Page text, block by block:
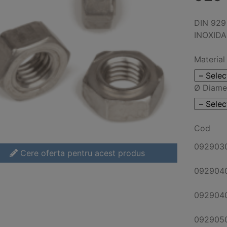
Cere oferta pentru acest produs
DIN 929
Material
Ø
Cod